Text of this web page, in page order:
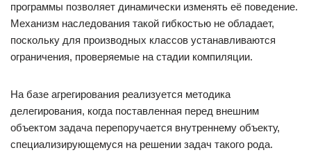
программы позволяет динамически изменять её поведение.
Механизм наследования такой гибкостью не обладает,
поскольку для производных классов устанавливаются
ограничения, проверяемые на стадии компиляции.
На базе агрегирования реализуется методика
делегирования, когда поставленная перед внешним
объектом задача перепоручается внутреннему объекту,
специализирующемуся на решении задач такого рода.